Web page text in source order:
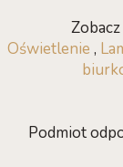
Oświetlenie ,
Podmiot